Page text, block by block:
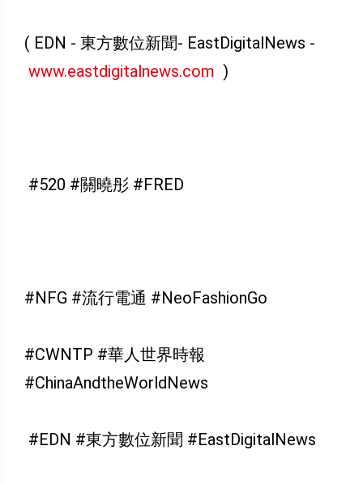
( EDN - 東方數位新聞- EastDigitalNews -
www.eastdigitalnews.com )
#520 #關曉彤 #FRED
#NFG #流行電通 #NeoFashionGo
#CWNTP #華人世界時報
#ChinaAndtheWorldNews
#EDN #東方數位新聞 #EastDigitalNews